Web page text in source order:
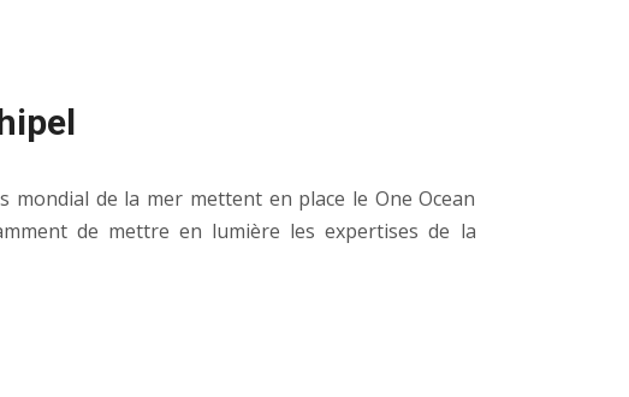
mondial de la mer mettent en place le One Ocean
de mettre en lumière les expertises de la